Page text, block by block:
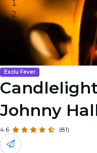
Exclu Fever
Johnny
4.6 (81)